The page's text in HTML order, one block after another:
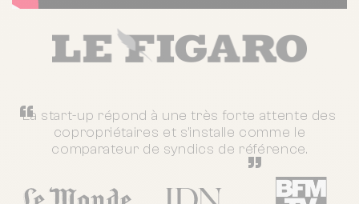
“
La start-up répond à une très forte attente des
copropriétaires et s'installe comme le
comparateur de syndics de référence.
”